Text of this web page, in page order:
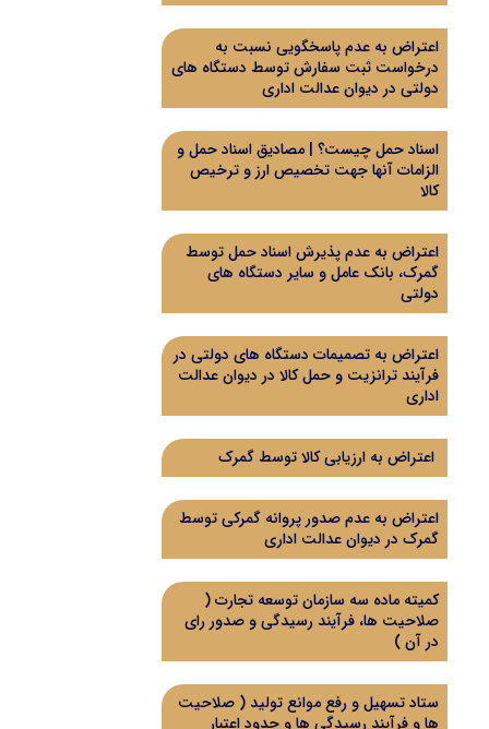
اعتراض به عدم پاسخگویی نسبت به
درخواست ثبت سفارش توسط دستگاه های
دولتی در دیوان عدالت اداری
اسناد حمل چیست؟ | مصادیق اسناد حمل و
الزامات آنها جهت تخصیص ارز و ترخیص
کالا
اعتراض به عدم پذیرش اسناد حمل توسط
گمرک، بانک عامل و سایر دستگاه های
دولتی
اعتراض به تصمیمات دستگاه های دولتی در
فرآیند ترانزیت و حمل کالا در دیوان عدالت
اداری
اعتراض به ارزیابی کالا توسط گمرک
اعتراض به عدم صدور پروانه گمرکی توسط
گمرک در دیوان عدالت اداری
کمیته ماده سه سازمان توسعه تجارت (
صلاحیت ها، فرآیند رسیدگی و صدور رای
در آن )
ستاد تسهیل و رفع موانع تولید ( صلاحیت
ها و فرآیند رسیدگی ها و حدود اعتبار